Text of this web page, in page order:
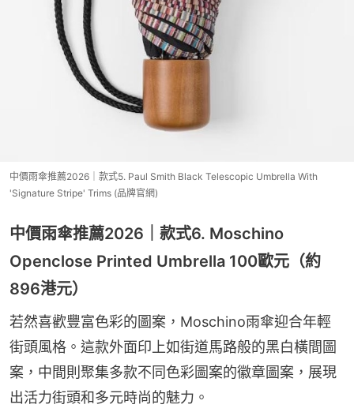
中價雨傘推薦2026｜款式5. Paul Smith Black Telescopic Umbrella With
'Signature Stripe' Trims (品牌官網)
中價雨傘推薦2026｜款式6. Moschino
Openclose Printed Umbrella 100歐元（約
896港元）
若然喜歡豐富色彩的圖案，Moschino雨傘迎合年輕
街頭風格。這款外面印上如街道馬路般的黑白橫間圖
案，中間則聚集多款不同色彩圖案的徽章圖案，展現
出活力街頭和多元時尚的魅力。